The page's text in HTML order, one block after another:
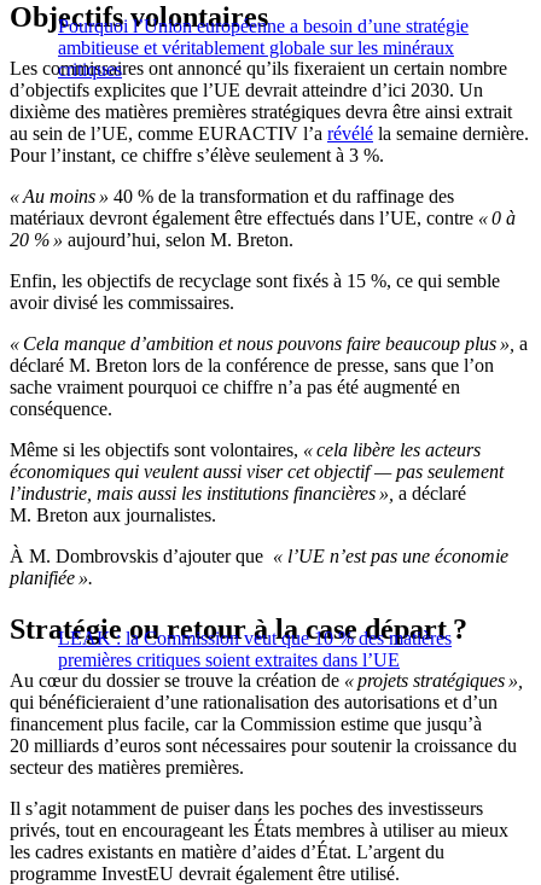
Pourquoi l’Union européenne a besoin d’une stratégie
ambitieuse et véritablement globale sur les minéraux
critiques
Objectifs volontaires
Les commissaires ont annoncé qu’ils fixeraient un certain nombre
d’objectifs explicites que l’UE devrait atteindre d’ici 2030. Un
dixième des matières premières stratégiques devra être ainsi extrait
au sein de l’UE, comme EURACTIV l’a révélé la semaine dernière.
Pour l’instant, ce chiffre s’élève seulement à 3 %.
« Au moins » 40 % de la transformation et du raffinage des
matériaux devront également être effectués dans l’UE, contre « 0 à
20 % » aujourd’hui, selon M. Breton.
Enfin, les objectifs de recyclage sont fixés à 15 %, ce qui semble
avoir divisé les commissaires.
« Cela manque d’ambition et nous pouvons faire beaucoup plus », a
déclaré M. Breton lors de la conférence de presse, sans que l’on
sache vraiment pourquoi ce chiffre n’a pas été augmenté en
conséquence.
Même si les objectifs sont volontaires, « cela libère les acteurs
économiques qui veulent aussi viser cet objectif — pas seulement
l’industrie, mais aussi les institutions financières », a déclaré
M. Breton aux journalistes.
À M. Dombrovskis d’ajouter que « l’UE n’est pas une économie
planifiée ».
LEAK : la Commission veut que 10 % des matières
premières critiques soient extraites dans l’UE
Stratégie ou retour à la case départ ?
Au cœur du dossier se trouve la création de « projets stratégiques »,
qui bénéficieraient d’une rationalisation des autorisations et d’un
financement plus facile, car la Commission estime que jusqu’à
20 milliards d’euros sont nécessaires pour soutenir la croissance du
secteur des matières premières.
Il s’agit notamment de puiser dans les poches des investisseurs
privés, tout en encourageant les États membres à utiliser au mieux
les cadres existants en matière d’aides d’État. L’argent du
programme InvestEU devrait également être utilisé.